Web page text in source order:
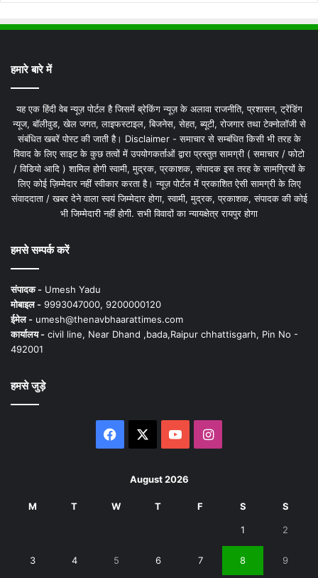
हमारे बारे में
यह एक हिंदी वेब न्यूज़ पोर्टल है जिसमें ब्रेकिंग न्यूज़ के अलावा राजनीति, प्रशासन, ट्रेंडिंग
न्यूज, बॉलीवुड, खेल जगत, लाइफस्टाइल, बिजनेस, सेहत, ब्यूटी, रोजगार तथा टेक्नोलॉजी से
संबंधित खबरें पोस्ट की जाती है। Disclaimer - समाचार से सम्बंधित किसी भी तरह के
विवाद के लिए साइट के कुछ तत्वों में उपयोगकर्ताओं द्वारा प्रस्तुत सामग्री ( समाचार / फोटो
/ विडियो आदि ) शामिल होगी स्वामी, मुद्रक, प्रकाशक, संपादक इस तरह के सामग्रियों के
लिए कोई ज़िम्मेदार नहीं स्वीकार करता है। न्यूज़ पोर्टल में प्रकाशित ऐसी सामग्री के लिए
संवाददाता / खबर देने वाला स्वयं जिम्मेदार होगा, स्वामी, मुद्रक, प्रकाशक, संपादक की कोई
भी जिम्मेदारी नहीं होगी. सभी विवादों का न्यायक्षेत्र रायपुर होगा
हमसे सम्पर्क करें
संपादक - Umesh Yadu
मोबाइल - 9993047000, 9200000120
ईमेल - umesh@thenavbhaarattimes.com
कार्यालय - civil line, Near Dhand ,bada,Raipur chhattisgarh, Pin No -
492001
हमसे जुड़े
Facebook YouTubeInstagram
August 2026
M T W T F S S
1 2
3 4 5 6 7 8 9